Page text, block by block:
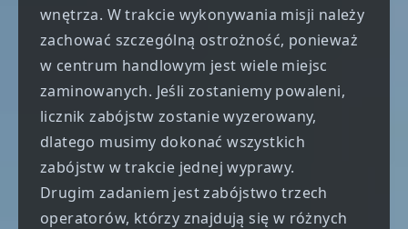
wnętrza. W trakcie wykonywania misji należy
zachować szczególną ostrożność, ponieważ
w centrum handlowym jest wiele miejsc
zaminowanych. Jeśli zostaniemy powaleni,
licznik zabójstw zostanie wyzerowany,
dlatego musimy dokonać wszystkich
zabójstw w trakcie jednej wyprawy.
Drugim zadaniem jest zabójstwo trzech
operatorów, którzy znajdują się w różnych